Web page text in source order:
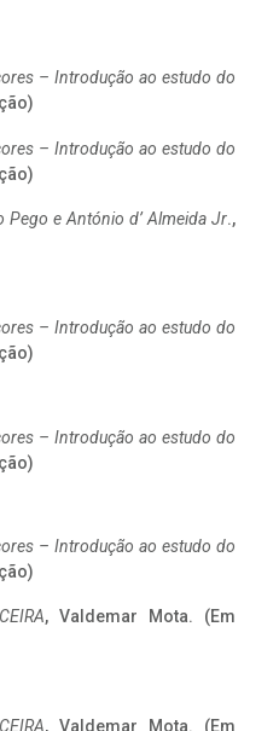
– Introdução ao estudo do
– Introdução ao estudo do
Pego e António d’ Almeida Jr.,
– Introdução ao estudo do
– Introdução ao estudo do
– Introdução ao estudo do
, Valdemar Mota. (Em
, Valdemar Mota. (Em